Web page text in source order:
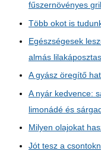
fűszernövényes
Több okot is
Egészségesek
almás
A gyász öregítő
A nyár kedvence:
limonádé és
Milyen olajokat
Jót tesz a